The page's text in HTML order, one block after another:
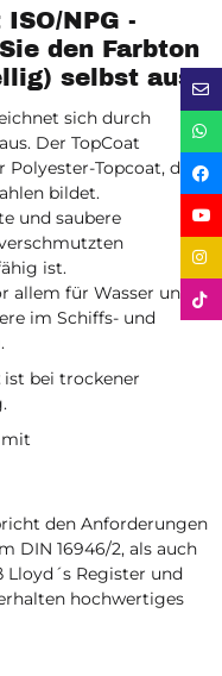
NPG -
den Farbton
selbst aus.
sich durch
Der TopCoat
Topcoat, der
bildet.
und saubere
ist.
allem für Wasser und
im Schiffs- und
ist bei trockener
mit
den Anforderungen
DIN 16946/2, als auch
Lloyd´s Register und
hochwertiges